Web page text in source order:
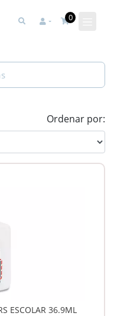
0
Ordenar por:
ESCOLAR 36.9ML